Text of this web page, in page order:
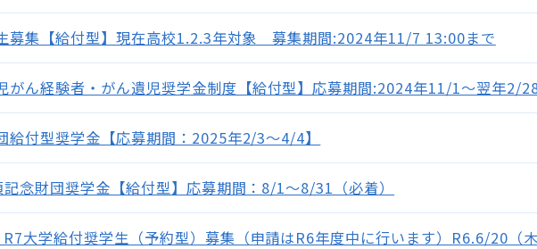
募集【給付型】現在高校1.2.3年対象 募集期間:2024年11/7 13:00まで
がん経験者・がん遺児奨学金制度【給付型】応募期間:2024年11/1～翌年2/
給付型奨学金【応募期間：2025年2/3～4/4】
念財団奨学金【給付型】応募期間：8/1～8/31（必着）
R7大学給付奨学生（予約型）募集（申請はR6年度中に行います）R6.6/20（